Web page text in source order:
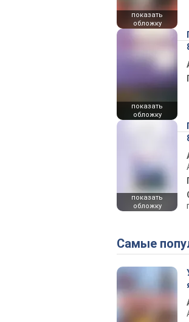
показать
обложку
показать
обложку
показать
обложку
Самые